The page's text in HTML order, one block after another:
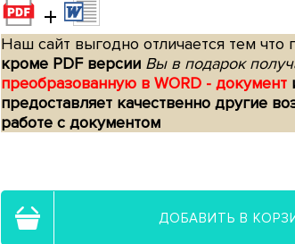
+
Наш сайт выгодно отличается тем что
кроме PDF версии Вы в подарок
преобразованную в WORD - документ
предоставляет качественно другие
работе с документом
ДОБАВИТЬ В